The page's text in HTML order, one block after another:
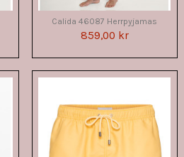
Calida 46087 Herrpyjamas
859,00 kr